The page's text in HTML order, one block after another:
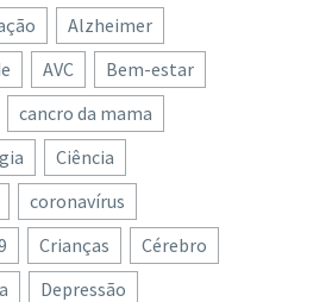
Alzheimer
AVC
Bem-estar
cancro da mama
Ciência
coronavírus
Crianças
Cérebro
Depressão